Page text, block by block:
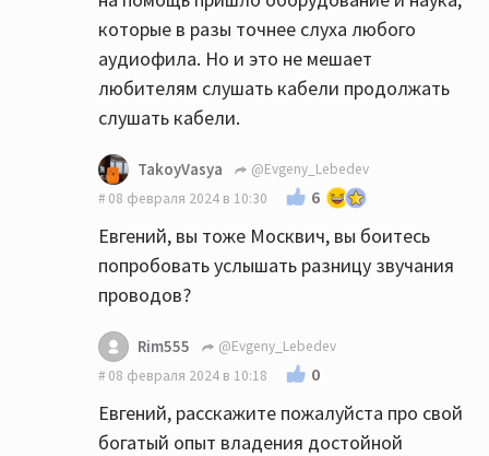
которые в разы точнее слуха любого
аудиофила. Но и это не мешает
любителям слушать кабели продолжать
слушать кабели.
TakoyVasya
@Evgeny_Lebedev
08 февраля 2024 в 10:30
6
Евгений, вы тоже Москвич, вы боитесь
попробовать услышать разницу звучания
проводов?
Rim555
@Evgeny_Lebedev
08 февраля 2024 в 10:18
0
Евгений, расскажите пожалуйста про свой
богатый опыт владения достойной